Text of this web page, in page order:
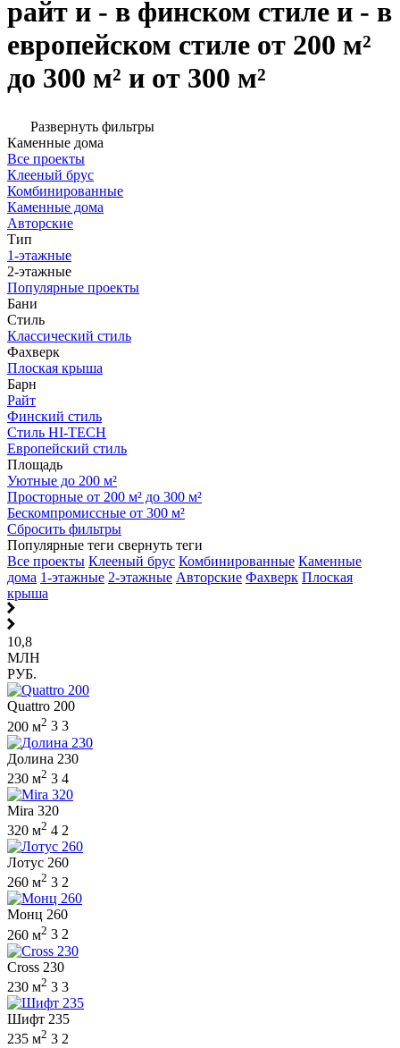
райт и - в финском стиле и - в
европейском стиле от 200 м²
до 300 м² и от 300 м²
Развернуть фильтры
Каменные дома
Все проекты
Клееный брус
Комбинированные
Каменные дома
Авторские
Тип
1-этажные
2-этажные
Популярные проекты
Бани
Стиль
Классический стиль
Фахверк
Плоская крыша
Барн
Райт
Финский стиль
Стиль HI-TECH
Европейский стиль
Площадь
Уютные до 200 м²
Просторные от 200 м² до 300 м²
Бескомпромиссные от 300 м²
Сбросить фильтры
Популярные теги свернуть теги
Все проекты Клееный брус Комбинированные Каменные
дома 1-этажные 2-этажные Авторские Фахверк Плоская
крыша
10,8
МЛН
РУБ.
Quattro 200
200 м2 3 3
Долина 230
230 м2 3 4
Mira 320
320 м2 4 2
Лотус 260
260 м2 3 2
Монц 260
260 м2 3 2
Cross 230
230 м2 3 3
Шифт 235
235 м2 3 2